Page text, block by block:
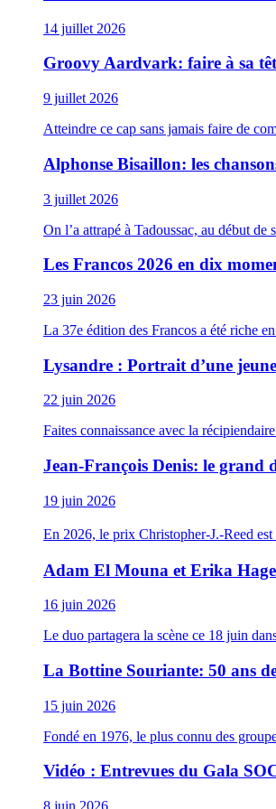
14 juillet 2026
Groovy Aardvark: faire à sa
9 juillet 2026
Atteindre ce cap sans jamais faire de
Alphonse Bisaillon: les
3 juillet 2026
On l’a attrapé à Tadoussac, au début de
Les Francos 2026 en dix
23 juin 2026
La 37e édition des Francos a été riche
Lysandre : Portrait d’une
22 juin 2026
Faites connaissance avec la
Jean-François Denis: le grand
19 juin 2026
En 2026, le prix Christopher-J.-Reed
Adam El Mouna et Erika
16 juin 2026
Le duo partagera la scène ce 18 juin
La Bottine Souriante: 50 ans
15 juin 2026
Fondé en 1976, le plus connu des
Vidéo : Entrevues du Gala